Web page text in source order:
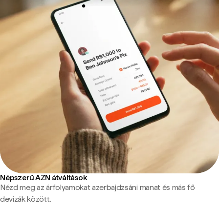
Népszerű AZN átváltások
Nézd meg az árfolyamokat azerbajdzsáni manat és más fő
devizák között.